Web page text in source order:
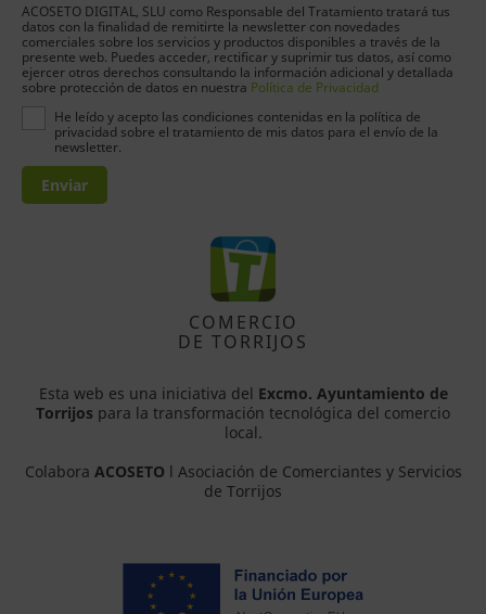
ACOSETO DIGITAL, SLU como Responsable del Tratamiento tratará tus
datos con la finalidad de remitirte la newsletter con novedades
comerciales sobre los servicios y productos disponibles a través de la
presente web. Puedes acceder, rectificar y suprimir tus datos, así como
ejercer otros derechos consultando la información adicional y detallada
sobre protección de datos en nuestra Política de Privacidad
He leído y acepto las condiciones contenidas en la política de
privacidad sobre el tratamiento de mis datos para el envío de la
newsletter.
Enviar
COMERCIO
DE TORRIJOS
Esta web es una iniciativa del Excmo. Ayuntamiento de
Torrijos para la transformación tecnológica del comercio
local.
Colabora ACOSETO l Asociación de Comerciantes y Servicios
de Torrijos